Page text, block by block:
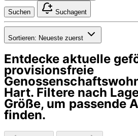
Suchen Suchagent
Sortieren: Neueste zuerst
Entdecke aktuelle
provisionsfreie
Hart. Filtere nach
Größe, um passende
finden.